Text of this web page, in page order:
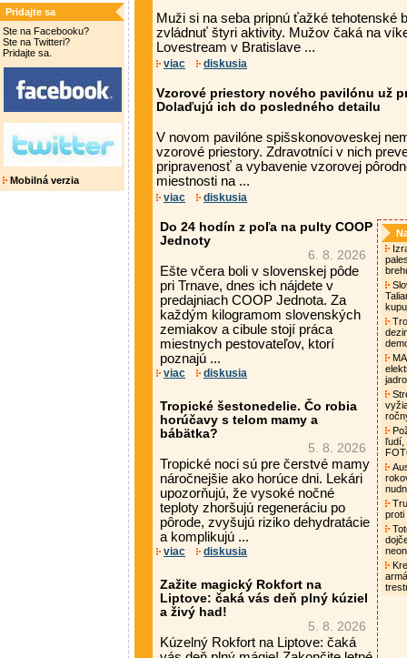
Pridajte sa
Ste na Facebooku?
Ste na Twitteri?
Pridajte sa.
Mobilná verzia
Muži si na seba pripnú ťažké tehotenské
zvládnuť štyri aktivity. Mužov čaká na
Lovestream v Bratislave ...
viac diskusia
Vzorové priestory nového pavilónu už
Dolaďujú ich do posledného detailu
V novom pavilóne spišskonovoveskej
vzorové priestory. Zdravotníci v nich
pripravenosť a vybavenie vzorovej
miestnosti na ...
viac diskusia
Do 24 hodín z poľa na pulty COOP
Jednoty
6. 8. 2026
Ešte včera boli v slovenskej pôde
pri Trnave, dnes ich nájdete v
predajniach COOP Jednota. Za
každým kilogramom slovenských
zemiakov a cibule stojí práca
miestnych pestovateľov, ktorí
poznajú ...
viac diskusia
Tropické šestonedelie. Čo robia
horúčavy s telom mamy a
bábätka?
5. 8. 2026
Tropické noci sú pre čerstvé mamy
náročnejšie ako horúce dni. Lekári
upozorňujú, že vysoké nočné
teploty zhoršujú regeneráciu po
pôrode, zvyšujú riziko dehydratácie
a komplikujú ...
viac diskusia
Zažite magický Rokfort na
Liptove: čaká vás deň plný kúziel
a živý had!
5. 8. 2026
Kúzelný Rokfort na Liptove: čaká
ľudí,
proti